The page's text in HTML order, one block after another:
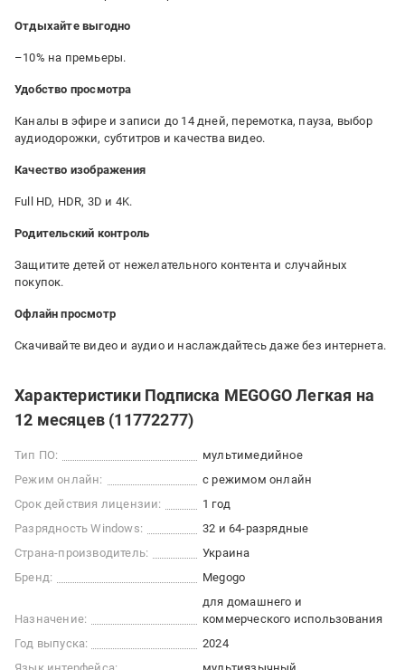
Отдыхайте выгодно
–10% на премьеры.
Удобство просмотра
Каналы в эфире и записи до 14 дней, перемотка, пауза, выбор
аудиодорожки, субтитров и качества видео.
Качество изображения
Full HD, HDR, 3D и 4K.
Родительский контроль
Защитите детей от нежелательного контента и случайных
покупок.
Офлайн просмотр
Скачивайте видео и аудио и наслаждайтесь даже без интернета.
Характеристики Подписка MEGOGO Легкая на
12 месяцев (11772277)
Тип ПО:
мультимедийное
Режим онлайн:
с режимом онлайн
Срок действия лицензии:
1 год
Разрядность Windows:
32 и 64-разрядные
Страна-производитель:
Украина
Бренд:
Megogo
Назначение:
для домашнего и
коммерческого использования
Год выпуска:
2024